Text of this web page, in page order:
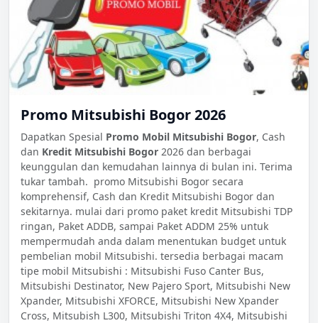
Promo Mitsubishi Bogor 2026
Dapatkan Spesial Promo Mobil Mitsubishi Bogor, Cash
dan Kredit Mitsubishi Bogor 2026 dan berbagai
keunggulan dan kemudahan lainnya di bulan ini. Terima
tukar tambah. promo Mitsubishi Bogor secara
komprehensif, Cash dan Kredit Mitsubishi Bogor dan
sekitarnya. mulai dari promo paket kredit Mitsubishi TDP
ringan, Paket ADDB, sampai Paket ADDM 25% untuk
mempermudah anda dalam menentukan budget untuk
pembelian mobil Mitsubishi. tersedia berbagai macam
tipe mobil Mitsubishi : Mitsubishi Fuso Canter Bus,
Mitsubishi Destinator, New Pajero Sport, Mitsubishi New
Xpander, Mitsubishi XFORCE, Mitsubishi New Xpander
Cross, Mitsubish L300, Mitsubishi Triton 4X4, Mitsubishi